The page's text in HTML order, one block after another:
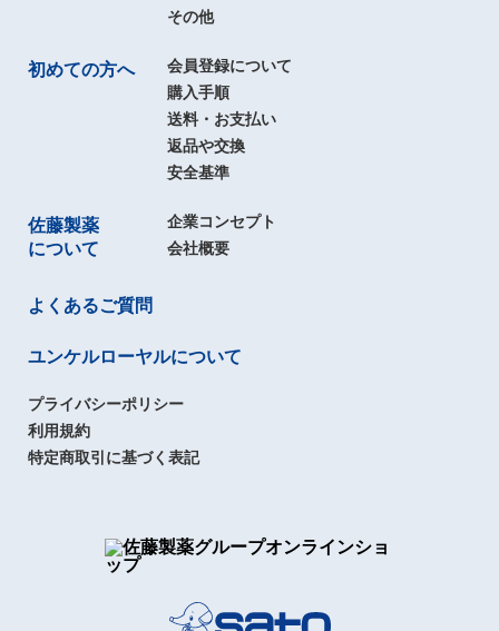
その他
初めての方へ
会員登録について
購入手順
送料・お支払い
返品や交換
安全基準
佐藤製薬
について
企業コンセプト
会社概要
よくあるご質問
ユンケルローヤルについて
プライバシーポリシー
利用規約
特定商取引に基づく表記